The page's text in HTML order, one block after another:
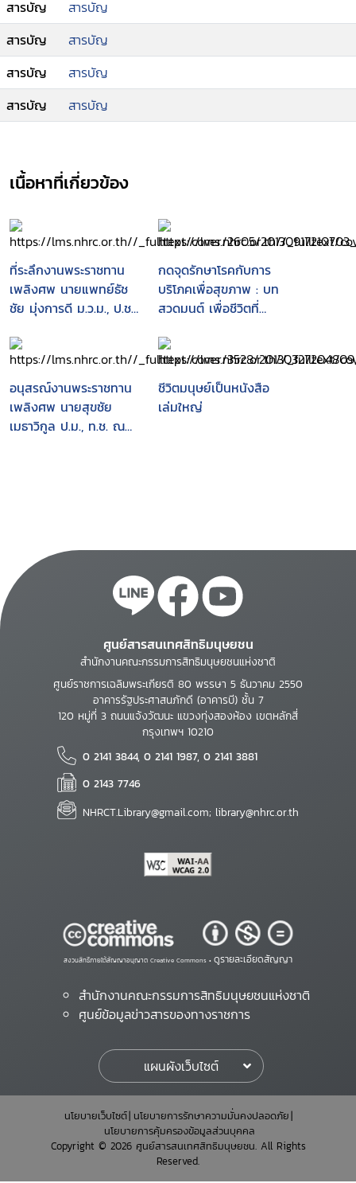
สารบัญ
สารบัญ
สารบัญ
สารบัญ
สารบัญ
สารบัญ
สารบัญ
สารบัญ
เนื้อหาที่เกี่ยวข้อง
ที่ระลึกงานพระราชทาน
เพลิงศพ นายแพทย์ธัช
ชัย มุ่งการดี ม.ว.ม., ป.ช.,
พลับพลาอิศริยาภรณ์ วัด
เทพศิรินทราวาส 21
กรกฎาคม 2556
กดจุดรักษาโรคกับการ
บริโภคเพื่อสุขภาพ : บท
สวดมนต์ เพื่อชีวิตที่
อนุสรณ์งานพระราชทาน
เพลิงศพ นายสุขชัย
เมธาวิกูล ป.ม., ท.ช. ณ
ชีวิตมนุษย์เป็นหนังสือ
เล่มใหญ่
ศูนย์สารสนเทศสิทธิมนุษยชน
สำนักงานคณะกรรมการสิทธิมนุษยชนแห่งชาติ
ศูนย์ราชการเฉลิมพระเกียรติ 80 พรรษา 5 ธันวาคม 2550
อาคารรัฐประศาสนภักดี (อาคารบี) ชั้น 7
120 หมู่ที่ 3 ถนนแจ้งวัฒนะ แขวงทุ่งสองห้อง เขตหลักสี่
กรุงเทพฯ 10210
0 2141 3844, 0 2141 1987, 0 2141 3881
0 2143 7746
NHRCT.Library@gmail.com; library@nhrc.or.th
สงวนสิทธิ์ภายใต้สัญญาอนุญาต Creative Commons • ดูรายละเอียดสัญญา
สำนักงานคณะกรรมการสิทธิมนุษยชนแห่งชาติ
ศูนย์ข้อมูลข่าวสารของทางราชการ
แผนผังเว็บไซต์
นโยบายเว็บไซต์ นโยบายการรักษาความมั่นคงปลอดภัย
นโยบายการคุ้มครองข้อมูลส่วนบุคคล
Copyright © 2026 ศูนย์สารสนเทศสิทธิมนุษยชน. All Rights
Reserved.